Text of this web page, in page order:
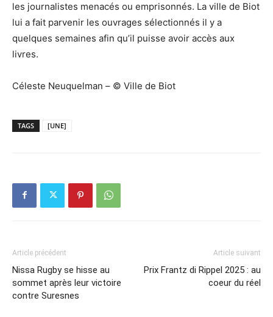
les journalistes menacés ou emprisonnés. La ville de Biot
lui a fait parvenir les ouvrages sélectionnés il y a
quelques semaines afin qu’il puisse avoir accès aux
livres.
Céleste Neuquelman – © Ville de Biot
TAGS [UNE]
Article précédent
Nissa Rugby se hisse au
sommet après leur victoire
contre Suresnes
Article suivant
Prix Frantz di Rippel 2025 : au
coeur du réel